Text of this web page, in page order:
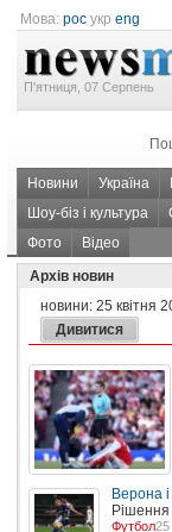
Мова: рос укр eng
П'ятниця, 07 Серпень
Новини Україна
Шоу-біз і культура
Фото
Відео
Архів новин
новини: 25 квітня
Верона
Рішення
Футбол25